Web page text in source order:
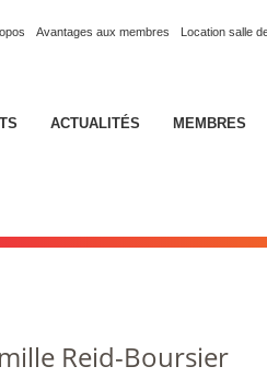
Avantages aux membres Location salle
ACTUALITÉS MEMBRES
Reid-Boursier